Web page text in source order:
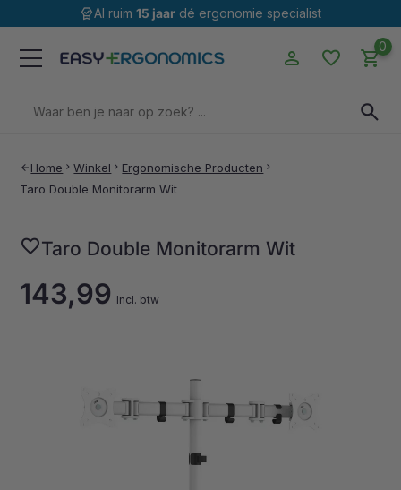
editor_choiceAl ruim 15 jaar dé ergonomie specialist
search
person favorite 0
shopping_cart
arrow_back Home chevron_rightWinkel chevron_right Ergonomische Producten chevron_right
Taro Double Monitorarm Wit
favoriteTaro Double Monitorarm Wit
143,99 Incl. btw